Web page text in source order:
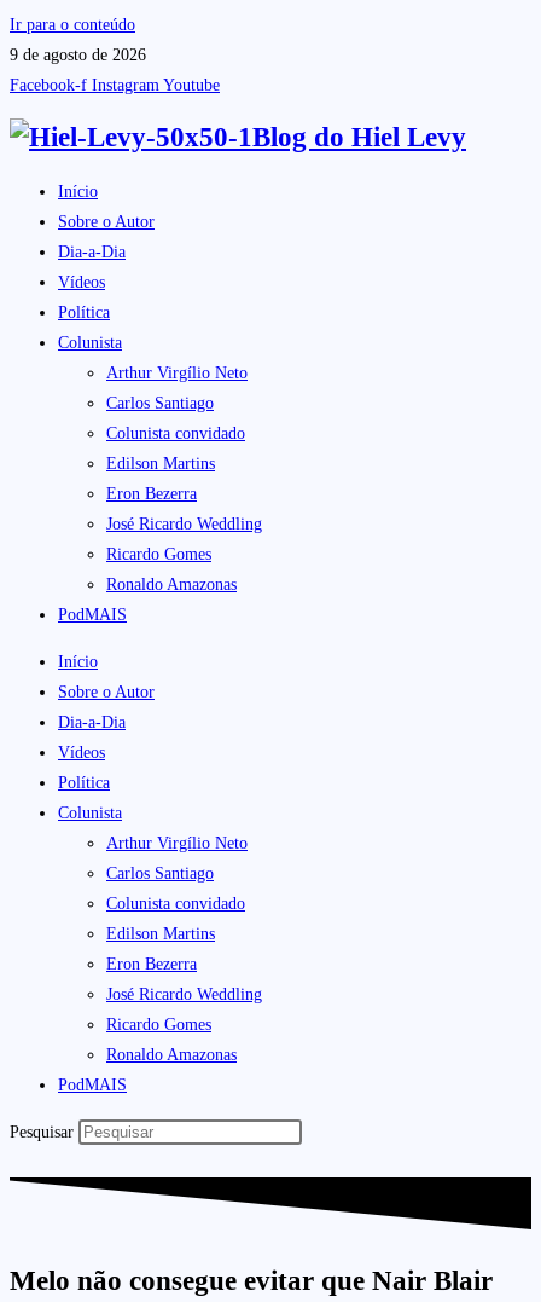
Ir para o conteúdo
9 de agosto de 2026
Facebook-f Instagram Youtube
Blog do Hiel Levy
Início
Sobre o Autor
Dia-a-Dia
Vídeos
Política
Colunista
Arthur Virgílio Neto
Carlos Santiago
Colunista convidado
Edilson Martins
Eron Bezerra
José Ricardo Weddling
Ricardo Gomes
Ronaldo Amazonas
PodMAIS
Início
Sobre o Autor
Dia-a-Dia
Vídeos
Política
Colunista
Arthur Virgílio Neto
Carlos Santiago
Colunista convidado
Edilson Martins
Eron Bezerra
José Ricardo Weddling
Ricardo Gomes
Ronaldo Amazonas
PodMAIS
Pesquisar
Melo não consegue evitar que Nair Blair